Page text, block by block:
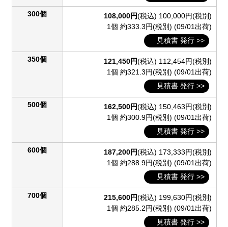
300個 108,000円(税込) 100,000円(税別)
1個 約333.3円(税別) (09/01出荷)
見積書 発行 >>
350個 121,450円(税込) 112,454円(税別)
1個 約321.3円(税別) (09/01出荷)
見積書 発行 >>
500個 162,500円(税込) 150,463円(税別)
1個 約300.9円(税別) (09/01出荷)
見積書 発行 >>
600個 187,200円(税込) 173,333円(税別)
1個 約288.9円(税別) (09/01出荷)
見積書 発行 >>
700個 215,600円(税込) 199,630円(税別)
1個 約285.2円(税別) (09/01出荷)
見積書 発行 >>